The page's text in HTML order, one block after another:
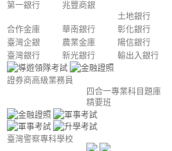
第一銀行
兆豐商銀
土地銀行
合作金庫
華南銀行
彰化銀行
臺灣企銀
農業金庫
陽信銀行
臺灣銀行
新光銀行 輸出入銀行
證券商高級業務員
四合一專業科目題庫
精要班
臺灣警察專科學校